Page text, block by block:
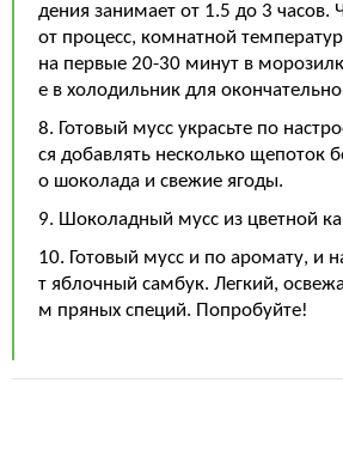
дения занимает от 1.5 до 3 часов.
от процесс, комнатной
на первые 20-30 минут в
е в холодильник для
8. Готовый мусс украсьте по
ся добавлять несколько щепоток
о шоколада и свежие ягоды.
9. Шоколадный мусс из цветной
10. Готовый мусс и по аромату, и
т яблочный самбук. Легкий,
м пряных специй. Попробуйте!